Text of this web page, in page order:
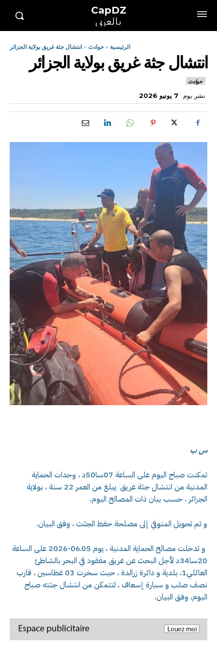
CapDZ
بالعربي
الرئيسية حوادث انتشال جثة غريق بولاية الجزائر
انتشال جثة غريق بولاية الجزائر
حوادث
نشر يوم 7 يونيو 2026
س ب
تمكنت صباح اليوم على الساعة 07سا50د ، وحدات الحماية
المدنية من انتشال جثة غريق يبلغ من العمر 22 سنة ، بولاية
الجزائر ، حسب بيان ذات المصالح اليوم.
و تم تحويل المتوفي إلى مصلحة حفظ الجثث ، وفق البيان.
و تدخلت مصالح الحماية المدنية ، يوم 05ـ06-2026 على الساعة
20سا34د لأجل البحث عن غريق مفقود في البحر بالشاطئ
العائلي1، بلدية و دائرة زرالدة ، حيث سخرت 03 غطاسين ، قارب
نصف صلب و سيارة إسعاف ، لتتمكن من انتشال جثته صباح
اليوم، وفق البيان.